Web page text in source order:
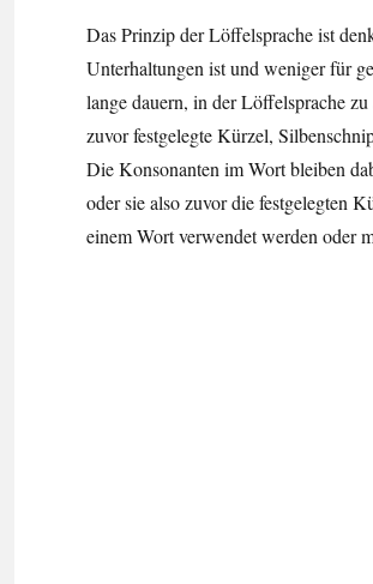
Das Prinzip der Löffelsprache ist
Unterhaltungen ist und weniger für
lange dauern, in der Löffelsprache
zuvor festgelegte Kürzel,
Die Konsonanten im Wort bleiben
oder sie also zuvor die festgelegten
einem Wort verwendet werden oder